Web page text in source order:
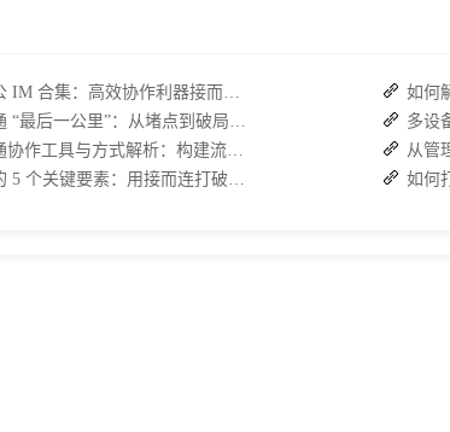
企业内部办公 IM 合集：高效协作利器接而连领衔推荐
打通政企沟通 “最后一公里”：从堵点到破局的路径解析
公司内部沟通协作工具与方式解析：构建流畅办公环境
跨部门沟通的 5 个关键要素：用接而连打破协作壁垒